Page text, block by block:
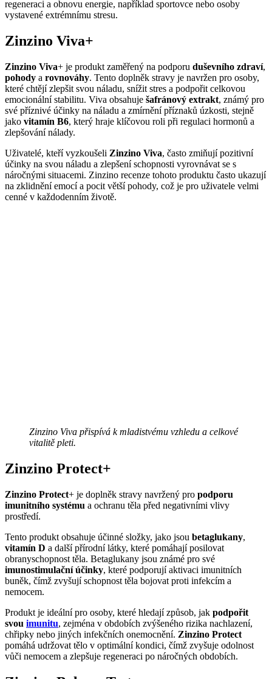
regeneraci a obnovu energie, například sportovce nebo osoby
vystavené extrémnímu stresu.
Zinzino Viva+
Zinzino Viva+ je produkt zaměřený na podporu duševního zdraví,
pohody a rovnováhy. Tento doplněk stravy je navržen pro osoby,
které chtějí zlepšit svou náladu, snížit stres a podpořit celkovou
emocionální stabilitu. Viva obsahuje šafránový extrakt, známý pro
své příznivé účinky na náladu a zmírnění příznaků úzkosti, stejně
jako vitamín B6, který hraje klíčovou roli při regulaci hormonů a
zlepšování nálady.
Uživatelé, kteří vyzkoušeli Zinzino Viva, často zmiňují pozitivní
účinky na svou náladu a zlepšení schopnosti vyrovnávat se s
náročnými situacemi. Zinzino recenze tohoto produktu často ukazují
na zklidnění emocí a pocit větší pohody, což je pro uživatele velmi
cenné v každodenním životě.
Zinzino Viva přispívá k mladistvému vzhledu a celkové
vitalitě pleti.
Zinzino Protect+
Zinzino Protect+ je doplněk stravy navržený pro podporu
imunitního systému a ochranu těla před negativními vlivy
prostředí.
Tento produkt obsahuje účinné složky, jako jsou betaglukany,
vitamín D a další přírodní látky, které pomáhají posilovat
obranyschopnost těla. Betaglukany jsou známé pro své
imunostimulační účinky, které podporují aktivaci imunitních
buněk, čímž zvyšují schopnost těla bojovat proti infekcím a
nemocem.
Produkt je ideální pro osoby, které hledají způsob, jak podpořit
svou imunitu, zejména v obdobích zvýšeného rizika nachlazení,
chřipky nebo jiných infekčních onemocnění. Zinzino Protect
pomáhá udržovat tělo v optimální kondici, čímž zvyšuje odolnost
vůči nemocem a zlepšuje regeneraci po náročných obdobích.